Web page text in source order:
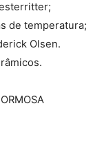
de temperatura;
Olsen.